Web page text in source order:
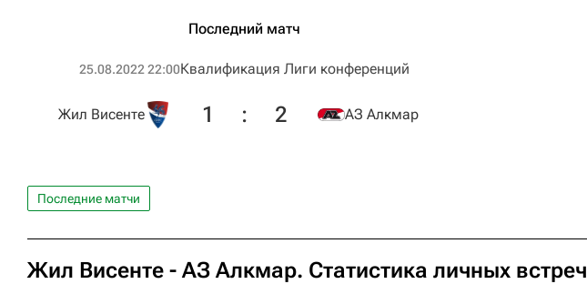
Последний матч
25.08.2022 22:00Квалификация Лиги конференций
Жил Висенте 1 : 2 АЗ Алкмар
Последние матчи
Жил Висенте - АЗ Алкмар. Статистика личных встреч